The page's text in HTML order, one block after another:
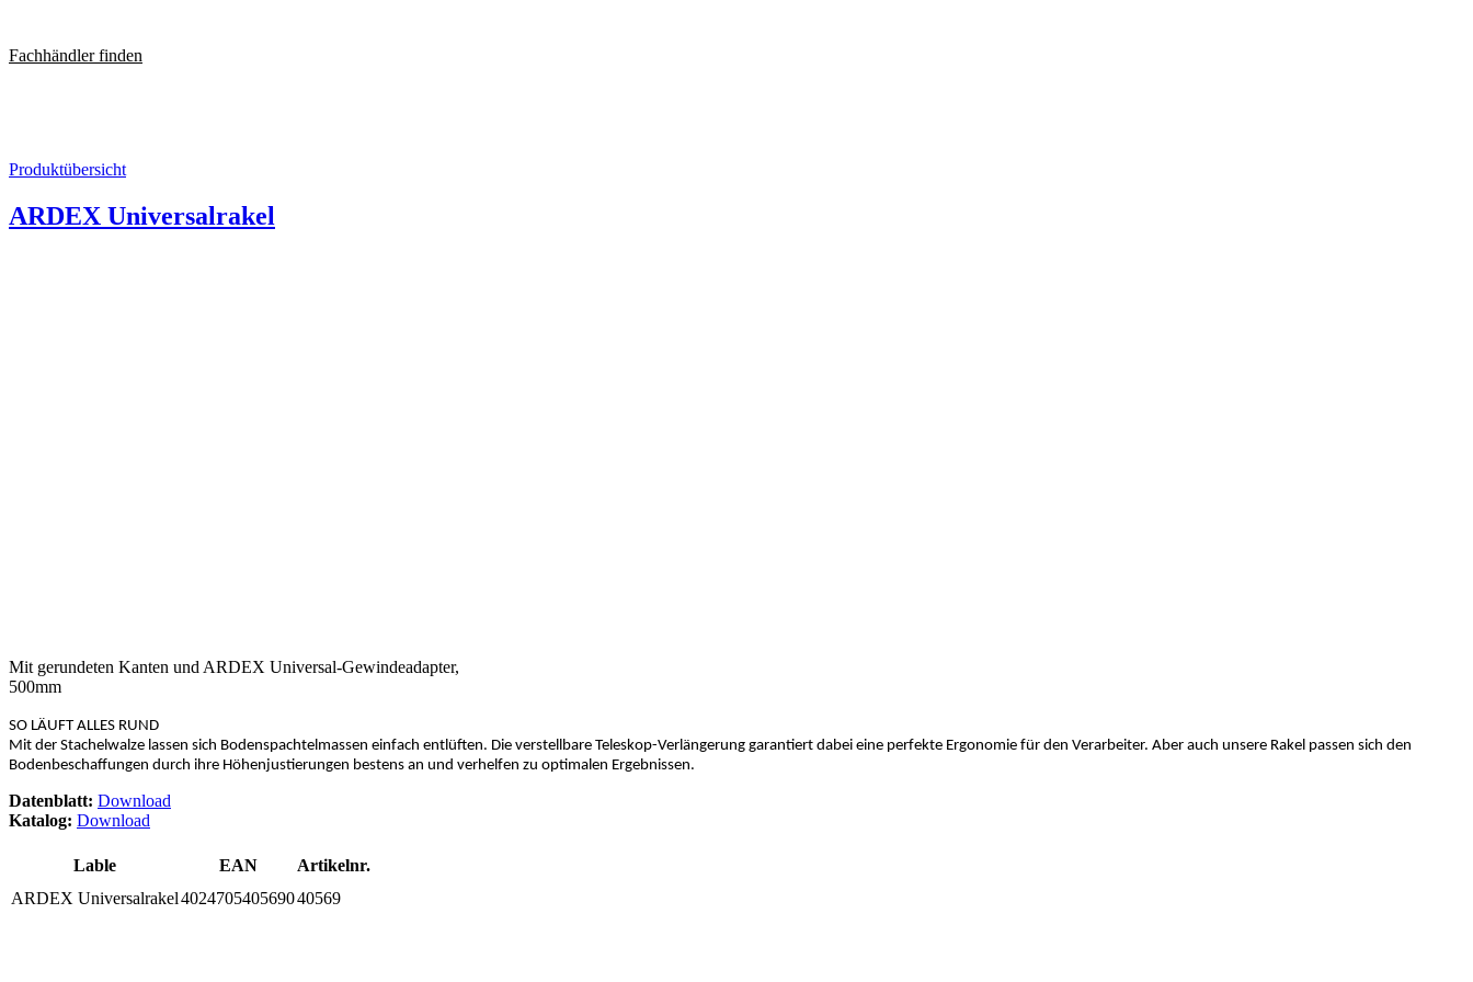
content
Fachhändler finden
Produktübersicht
ARDEX Universalrakel
Mit gerundeten Kanten und ARDEX Universal-Gewindeadapter,
500mm
SO LÄUFT ALLES RUND
Mit der Stachelwalze lassen sich Bodenspachtelmassen einfach entlüften. Die verstellbare Teleskop-Verlängerung garantiert dabei eine perfekte Ergonomie für den Verarbeiter. Aber auch unsere Rakel passen sich den
Bodenbeschaffungen durch ihre Höhenjustierungen bestens an und verhelfen zu optimalen Ergebnissen.
Datenblatt: Download
Katalog: Download
Lable EAN
Artikelnr.
ARDEX Universalrakel402470540569040569